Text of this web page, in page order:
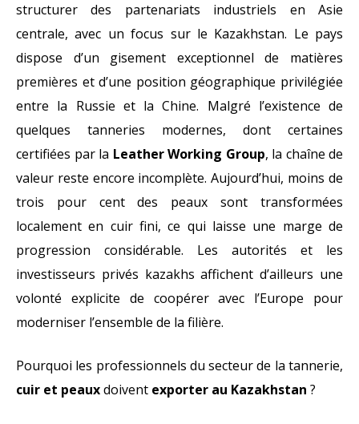
structurer des partenariats industriels en Asie
centrale, avec un focus sur le Kazakhstan. Le pays
dispose d’un gisement exceptionnel de matières
premières et d’une position géographique privilégiée
entre la Russie et la Chine. Malgré l’existence de
quelques tanneries modernes, dont certaines
certifiées par la Leather Working Group, la chaîne de
valeur reste encore incomplète. Aujourd’hui, moins de
trois pour cent des peaux sont transformées
localement en cuir fini, ce qui laisse une marge de
progression considérable. Les autorités et les
investisseurs privés kazakhs affichent d’ailleurs une
volonté explicite de coopérer avec l’Europe pour
moderniser l’ensemble de la filière.
Pourquoi les professionnels du secteur de la tannerie,
cuir et peauxdoivent exporter au Kazakhstan ?